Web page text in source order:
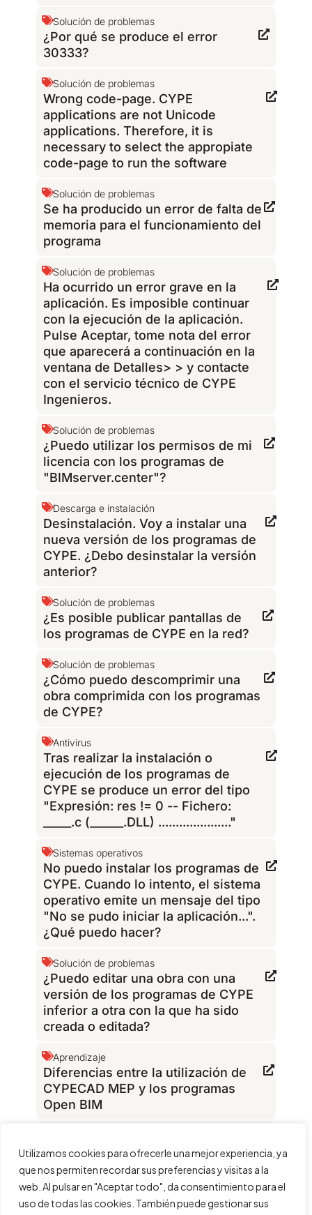
Utilizamos cookies para ofrecerle una mejor experiencia, ya
que nos permiten recordar sus preferencias y visitas a la
web. Al pulsar en "Aceptar todo", da consentimiento para el
uso de todas las cookies. También puede gestionar sus
Solución de problemas
¿Por qué se produce el error
30333?
Solución de problemas
Wrong code-page. CYPE
applications are not Unicode
applications. Therefore, it is
necessary to select the appropiate
code-page to run the software
Solución de problemas
Se ha producido un error de falta de
memoria para el funcionamiento del
programa
Solución de problemas
Ha ocurrido un error grave en la
aplicación. Es imposible continuar
con la ejecución de la aplicación.
Pulse Aceptar, tome nota del error
que aparecerá a continuación en la
ventana de Detalles> > y contacte
con el servicio técnico de CYPE
Ingenieros.
Solución de problemas
¿Puedo utilizar los permisos de mi
licencia con los programas de
"BIMserver.center"?
Descarga e instalación
Desinstalación. Voy a instalar una
nueva versión de los programas de
CYPE. ¿Debo desinstalar la versión
anterior?
Solución de problemas
¿Es posible publicar pantallas de
los programas de CYPE en la red?
Solución de problemas
¿Cómo puedo descomprimir una
obra comprimida con los programas
de CYPE?
Antivirus
Tras realizar la instalación o
ejecución de los programas de
CYPE se produce un error del tipo
"Expresión: res != 0 -- Fichero:
_____.c (______.DLL) ....................."
Sistemas operativos
No puedo instalar los programas de
CYPE. Cuando lo intento, el sistema
operativo emite un mensaje del tipo
"No se pudo iniciar la aplicación...".
¿Qué puedo hacer?
Solución de problemas
¿Puedo editar una obra con una
versión de los programas de CYPE
inferior a otra con la que ha sido
creada o editada?
Aprendizaje
Diferencias entre la utilización de
CYPECAD MEP y los programas
Open BIM
¿Qué extensión tienen los ficheros
del programa?
Configuración Plantillas DXF